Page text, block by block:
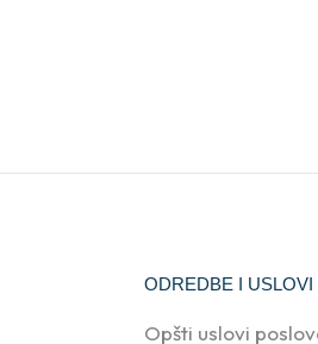
ODREDBE I USLOVI
Opšti uslovi